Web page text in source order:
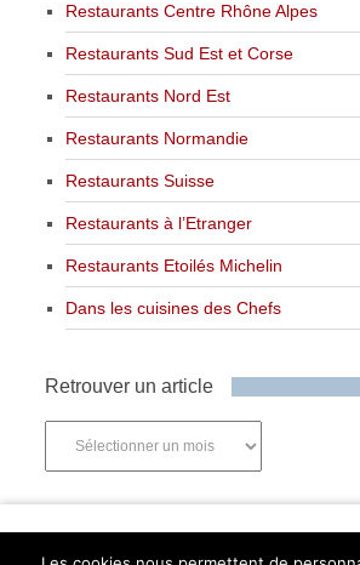
Restaurants Centre Rhône Alpes
Restaurants Sud Est et Corse
Restaurants Nord Est
Restaurants Normandie
Restaurants Suisse
Restaurants à l’Etranger
Restaurants Etoilés Michelin
Dans les cuisines des Chefs
Retrouver un article